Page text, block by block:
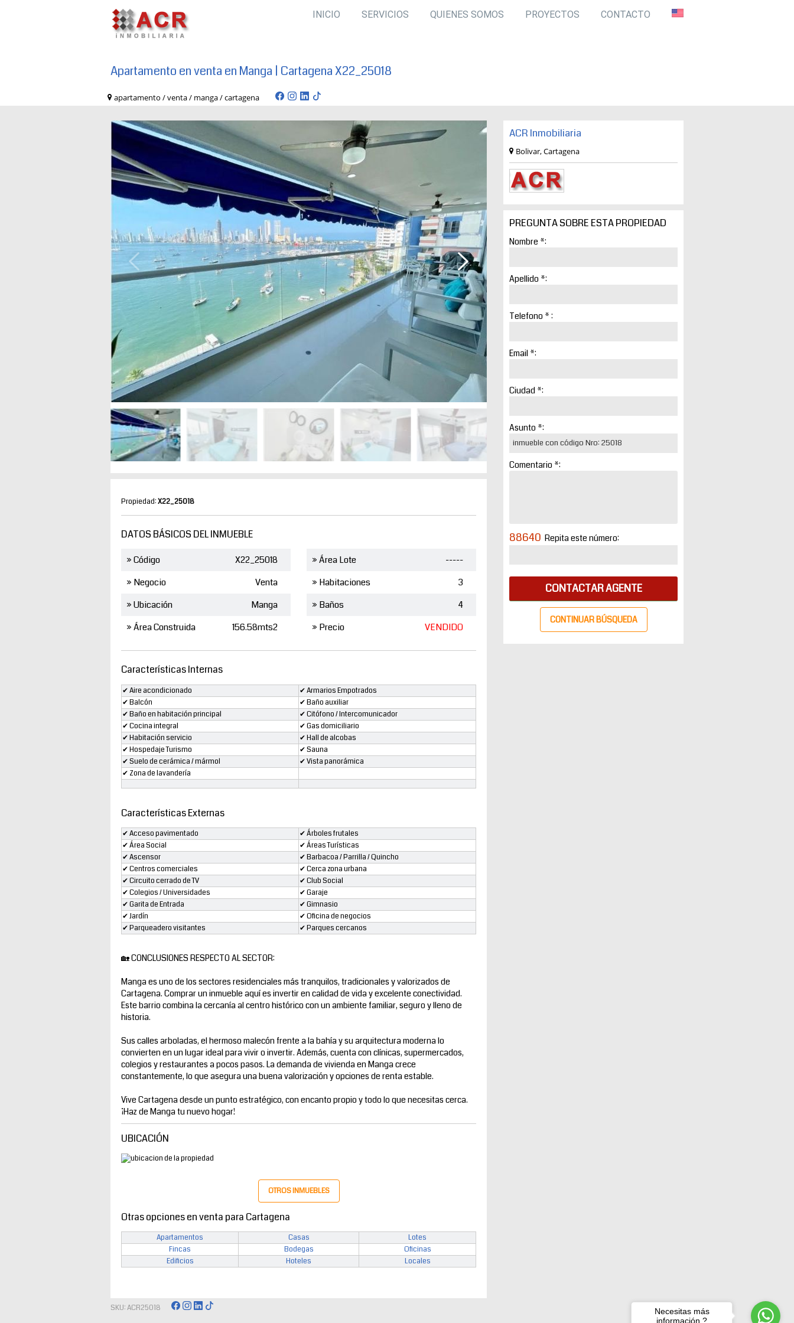
INICIO SERVICIOS QUIENES SOMOS PROYECTOS CONTACTO
Apartamento en venta en Manga | Cartagena X22_25018
apartamento / venta / manga / cartagena
Propiedad:X22_25018
DATOS BÁSICOS DEL INMUEBLE
» Código
X22_25018
» Negocio
Venta
» Ubicación
Manga
» Área Construida
156.58mts2
» Área Lote
-----
» Habitaciones
3
» Baños
4
» Precio
VENDIDO
Características Internas
✔ Aire acondicionado
✔ Armarios Empotrados
✔ Balcón
✔ Baño auxiliar
✔ Baño en habitación principal
✔ Citófono / Intercomunicador
✔ Cocina integral
✔ Gas domiciliario
✔ Habitación servicio
✔ Hall de alcobas
✔ Hospedaje Turismo
✔ Sauna
✔ Suelo de cerámica / mármol
✔ Vista panorámica
✔ Zona de lavandería
Características Externas
✔ Acceso pavimentado
✔ Árboles frutales
✔ Área Social
✔ Áreas Turísticas
✔ Ascensor
✔ Barbacoa / Parrilla / Quincho
✔ Centros comerciales
✔ Cerca zona urbana
✔ Circuito cerrado de TV
✔ Club Social
✔ Colegios / Universidades
✔ Garaje
✔ Garita de Entrada
✔ Gimnasio
✔ Jardín
✔ Oficina de negocios
✔ Parqueadero visitantes
✔ Parques cercanos
🏡 CONCLUSIONES RESPECTO AL SECTOR:
Manga es uno de los sectores residenciales más tranquilos, tradicionales y valorizados de
Cartagena. Comprar un inmueble aquí es invertir en calidad de vida y excelente conectividad.
Este barrio combina la cercanía al centro histórico con un ambiente familiar, seguro y lleno de
historia.
Sus calles arboladas, el hermoso malecón frente a la bahía y su arquitectura moderna lo
convierten en un lugar ideal para vivir o invertir. Además, cuenta con clínicas, supermercados,
colegios y restaurantes a pocos pasos. La demanda de vivienda en Manga crece
constantemente, lo que asegura una buena valorización y opciones de renta estable.
Vive Cartagena desde un punto estratégico, con encanto propio y todo lo que necesitas cerca.
¡Haz de Manga tu nuevo hogar!
UBICACIÓN
OTROS INMUEBLES
Otras opciones en venta para Cartagena
Apartamentos Casas
Lotes
Fincas
Bodegas
Oficinas
Edificios
Hoteles Locales
SKU: ACR25018
ACR Inmobiliaria
Bolivar, Cartagena
PREGUNTA SOBRE ESTA PROPIEDAD
Nombre *:
Apellido *:
Telefono * :
Email *:
Ciudad *:
Asunto *:
Comentario *:
88640 Repita este número:
CONTACTAR AGENTE
CONTINUAR BÚSQUEDA
Necesitas más
información ?